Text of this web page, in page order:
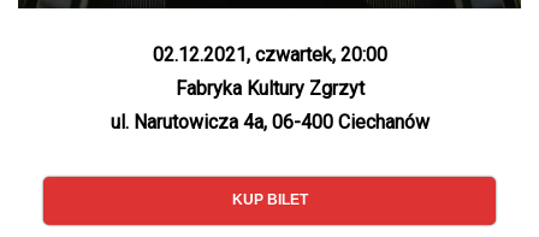
02.12.2021, czwartek, 20:00
Fabryka Kultury Zgrzyt
ul. Narutowicza 4a, 06-400 Ciechanów
KUP BILET